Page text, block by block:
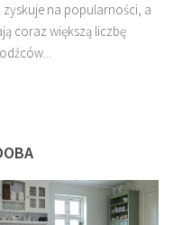
na popularności, a
coraz większą liczbę